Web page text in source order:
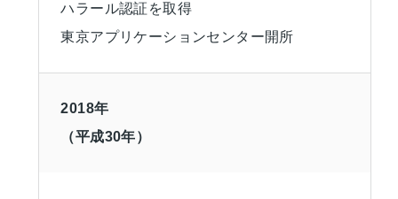
ハラール認証を取得
東京アプリケーションセンター開所
2018年
（平成30年）